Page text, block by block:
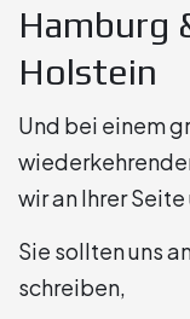
Hamburg
Holstein
Und bei einem
wir an Ihrer
Sie sollten uns
schreiben,